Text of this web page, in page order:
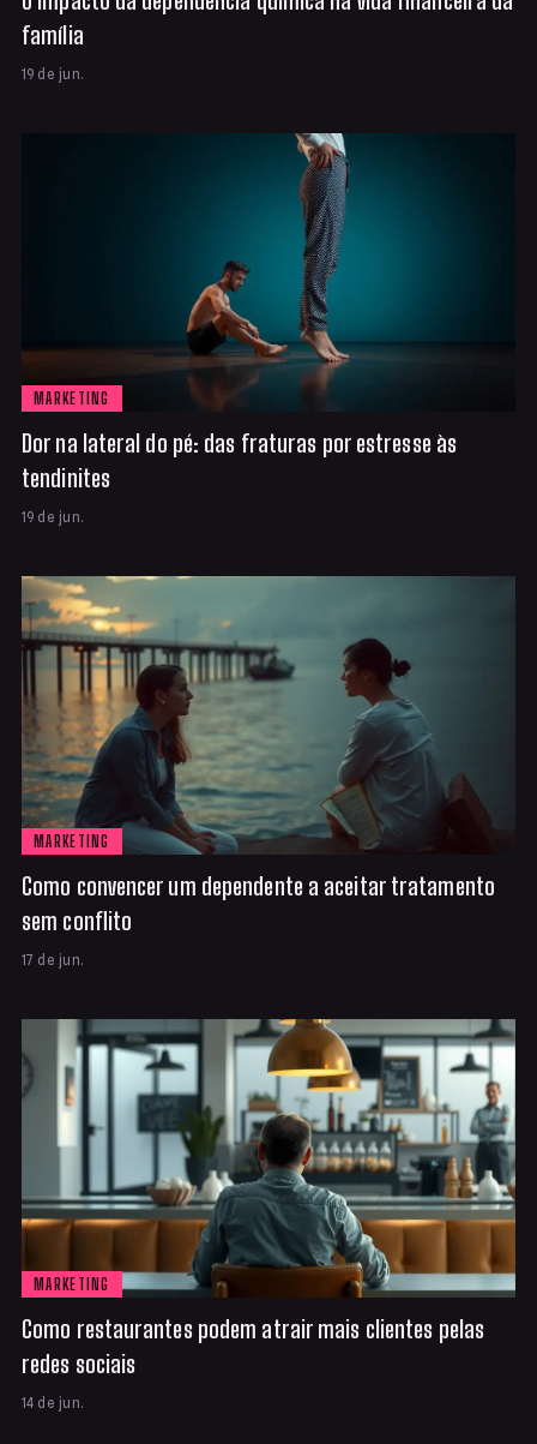
família
19 de jun.
MARKETING
Dor na lateral do pé: das fraturas por estresse às
tendinites
19 de jun.
MARKETING
Como convencer um dependente a aceitar tratamento
sem conflito
17 de jun.
MARKETING
Como restaurantes podem atrair mais clientes pelas
redes sociais
14 de jun.